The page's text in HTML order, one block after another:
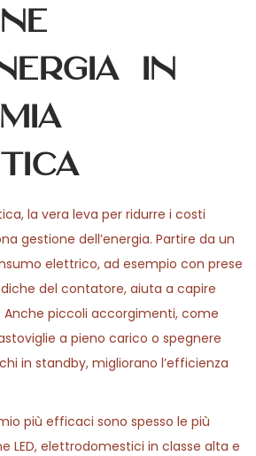
in
la vera leva per ridurre i costi
gestione dell’energia. Partire da un
elettrico, ad esempio con prese
del contatore, aiuta a capire
Anche piccoli accorgimenti, come
a pieno carico o spegnere
in standby, migliorano l’efficienza
più efficaci sono spesso le più
LED, elettrodomestici in classe alta e